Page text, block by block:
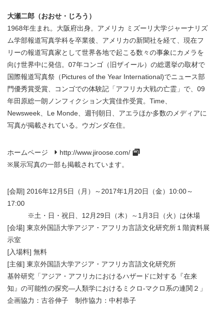
大瀬二郎（おおせ・じろう）
1968年生まれ。大阪府出身。アメリカ ミズーリ大学ジャーナリズ
ム学部報道写真学科を卒業後、アメリカの新聞社を経て、現在フ
リーの報道写真家として世界各地で起こる数々の事象にカメラを
向け世界中に発信。07年コンゴ（旧ザイール）の総選挙の取材で
国際報道写真祭（Pictures of the Year International)でニュース部
門優秀賞受賞、コンゴでの体験記「アフリカ大戦の亡霊」で、09
年田原総一朗ノンフィクション大賞佳作受賞。Time、
Newsweek、Le Monde、週刊朝日、アエラほか多数のメディアに
写真が掲載されている。ウガンダ在住。
ホームページ
http://www.jiroose.com/
※展示写真の一部も掲載されています。
[会期] 2016年12月5日（月）～2017年1月20日（金）10:00～
17:00
※土・日・祝日、12月29日（木）～1月3日（火）は休場
[会場] 東京外国語大学アジア・アフリカ言語文化研究所１階資料展
示室
[入場料] 無料
[主催] 東京外国語大学アジア・アフリカ言語文化研究所
基幹研究「アジア・アフリカにおけるハザードに対する『在来
知』の可能性の探究―人類学におけるミクロ‐マクロ系の連関２」
企画協力：古谷伸子 制作協力：中村恭子